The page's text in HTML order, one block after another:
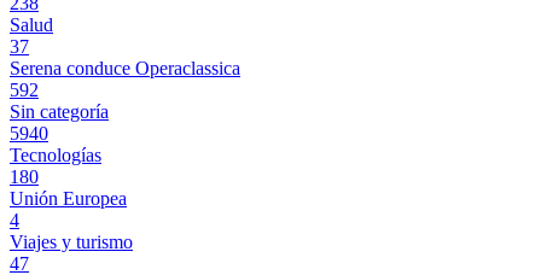
Salud
37
Serena conduce Operaclassica
592
Sin categoría
5940
Tecnologías
180
Unión Europea
4
Viajes y turismo
47